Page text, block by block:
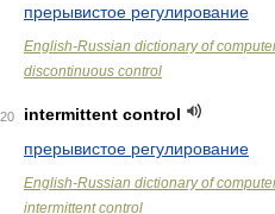
прерывистое регулирование
English-Russian dictionary of
discontinuous control
20
intermittent control
прерывистое регулирование
English-Russian dictionary of
intermittent control